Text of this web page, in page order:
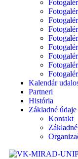
Kalendár
Partneri
História
Základné údaje
Kontakt